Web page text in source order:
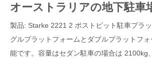
オーストラリアの地下駐車
製品: Starke 2221 2 ポストピット駐車プラ
グルプラットフォームとダブルプラットフ
能です。容量はセダン駐車の場合は 2100kg